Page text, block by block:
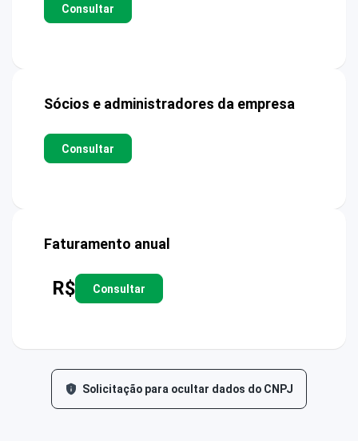
Consultar
Sócios e administradores da empresa
Consultar
Faturamento anual
R$ Consultar
Solicitação para ocultar dados do CNPJ